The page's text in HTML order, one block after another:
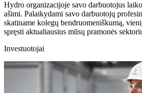
Hydro organizacijoje savo darbuotojus
ašimi. Palaikydami savo darbuotojų
skatiname kolegų bendruomeniškumą,
spręsti aktualiausius mūsų pramonės
Investuotojai